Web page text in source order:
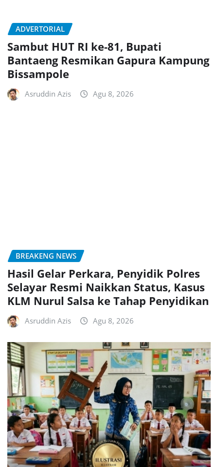
ADVERTORIAL
Sambut HUT RI ke-81, Bupati
Bantaeng Resmikan Gapura Kampung
Bissampole
Asruddin Azis Agu 8, 2026
BREAKENG NEWS
Hasil Gelar Perkara, Penyidik Polres
Selayar Resmi Naikkan Status, Kasus
KLM Nurul Salsa ke Tahap Penyidikan
Asruddin Azis Agu 8, 2026